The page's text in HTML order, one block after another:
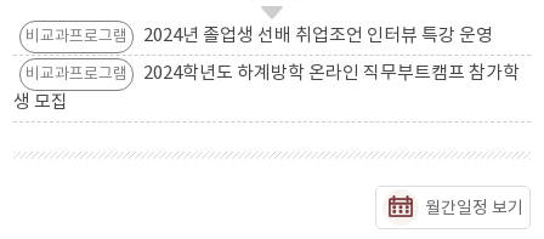
비교과프로그램 2024년 졸업생 선배 취업조언 인터뷰 특강 운영
비교과프로그램
2024학년도 하계방학 온라인 직무부트캠프 참가학
생 모집
월간일정 보기